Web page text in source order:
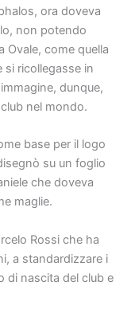
ora doveva
non potendo
Ovale, come quella
si ricollegasse in
dunque,
nel mondo.
base per il logo
su un foglio
che doveva
maglie.
Rossi che ha
a standardizzare i
di nascita del club e